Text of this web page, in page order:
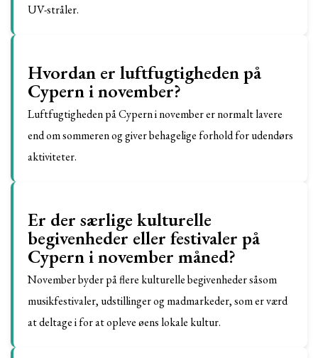
UV-stråler.
Hvordan er luftfugtigheden på
Cypern i november?
Luftfugtigheden på Cypern i november er normalt lavere
end om sommeren og giver behagelige forhold for udendørs
aktiviteter.
Er der særlige kulturelle
begivenheder eller festivaler på
Cypern i november måned?
November byder på flere kulturelle begivenheder såsom
musikfestivaler, udstillinger og madmarkeder, som er værd
at deltage i for at opleve øens lokale kultur.